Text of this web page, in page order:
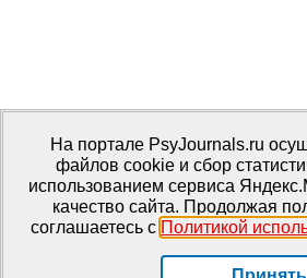
На портале PsyJournals.ru
файлов cookie и сбор
использованием сервиса
качество сайта. Продолжая
соглашаетесь с Политикой